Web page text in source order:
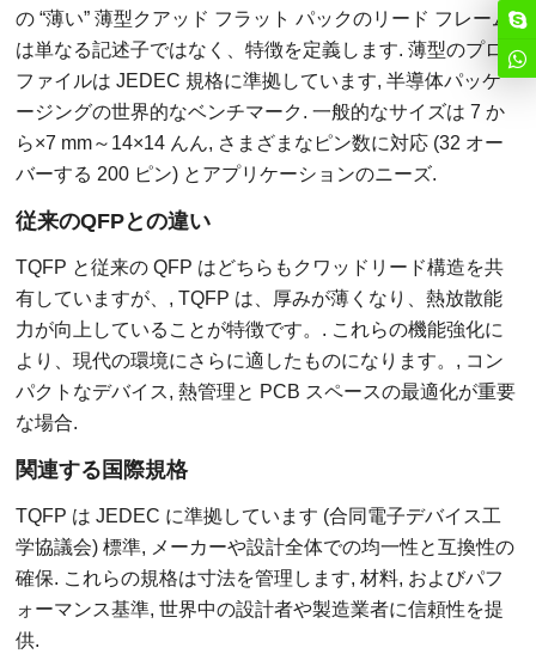
の “薄い” 薄型クアッド フラット パックのリード フレーム
は単なる記述子ではなく、特徴を定義します. 薄型のプロ
ファイルは JEDEC 規格に準拠しています, 半導体パッケ
ージングの世界的なベンチマーク. 一般的なサイズは 7 か
ら×7 mm～14×14 んん, さまざまなピン数に対応 (32 オー
バーする 200 ピン) とアプリケーションのニーズ.
従来のQFPとの違い
TQFP と従来の QFP はどちらもクワッドリード構造を共
有していますが、, TQFP は、厚みが薄くなり、熱放散能
力が向上していることが特徴です。. これらの機能強化に
より、現代の環境にさらに適したものになります。, コン
パクトなデバイス, 熱管理と PCB スペースの最適化が重要
な場合.
関連する国際規格
TQFP は JEDEC に準拠しています (合同電子デバイス工
学協議会) 標準, メーカーや設計全体での均一性と互換性の
確保. これらの規格は寸法を管理します, 材料, およびパフ
ォーマンス基準, 世界中の設計者や製造業者に信頼性を提
供.